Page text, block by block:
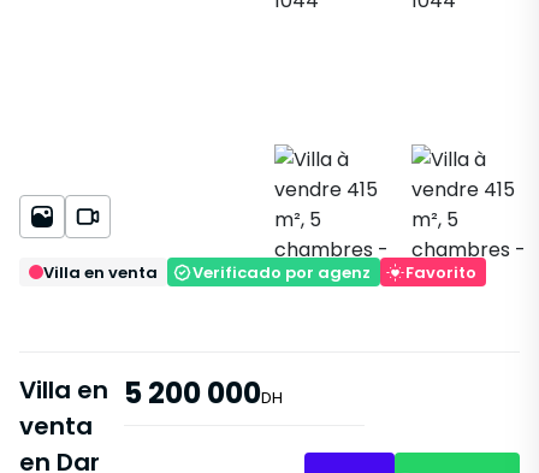
Villa en venta Verificado por agenz Favorito
Villa en
venta
en Dar
5 200 000DH